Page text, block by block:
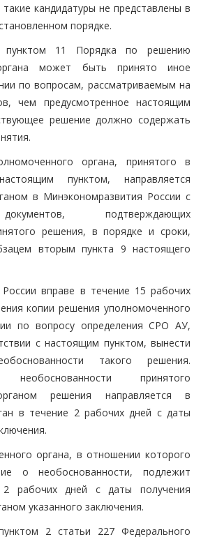
кандидатуры не представлены в
порядке.
пунктом 11 Порядка по решению
может быть принято иное
по вопросам, рассматриваемым на
чем предусмотренное настоящим
решение должно содержать
органа, принятого в
пунктом, направляется
в Минэкономразвития России с
подтверждающих
решения, в порядке и сроки,
вторым пункта 9 настоящего
вправе в течение 15 рабочих
копии решения уполномоченного
по вопросу определения СРО АУ,
с настоящим пунктом, вынести
такого решения.
принятого
решения направляется в
в течение 2 рабочих дней с даты
органа, в отношении которого
о необоснованности, подлежит
рабочих дней с даты получения
указанного заключения.
2 статьи 227 Федерального